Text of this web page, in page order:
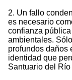
2. Un fallo
es necesario
confianza
ambientales.
profundos daños
identidad que
Santuario del Río